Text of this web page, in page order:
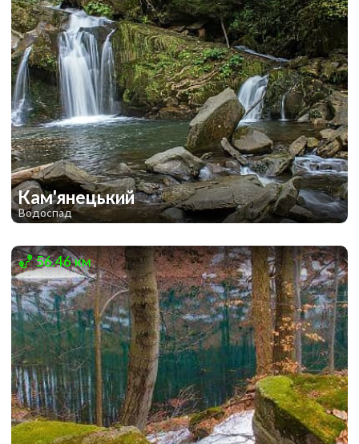
Кам'янецький
Водоспад
1
56.46 км